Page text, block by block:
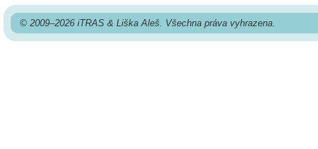
© 2009–2026 iTRAS & Liška Aleš. Všechna práva vyhrazena.